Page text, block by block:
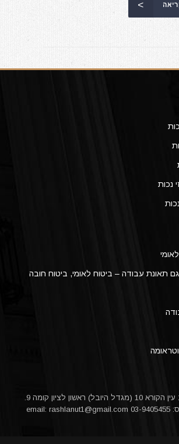
נכות
תאונת עבודה – ביטוח לאומי, ביטוח חובה
rashlanut1@gmail.com